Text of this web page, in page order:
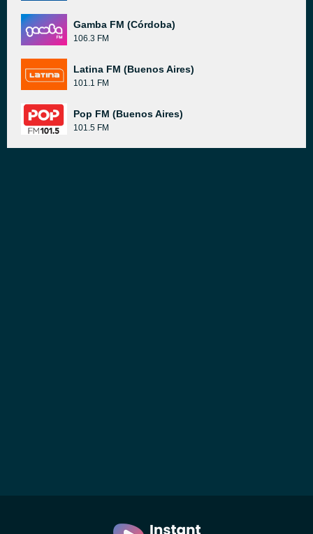
Gamba FM (Córdoba)
106.3 FM
Latina FM (Buenos Aires)
101.1 FM
Pop FM (Buenos Aires)
101.5 FM